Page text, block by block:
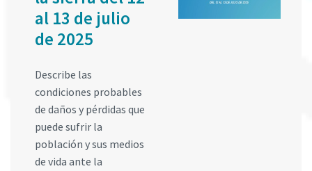
al 13 de julio
de 2025
Describe las
condiciones probables
de daños y pérdidas que
puede sufrir la
población y sus medios
de vida ante la